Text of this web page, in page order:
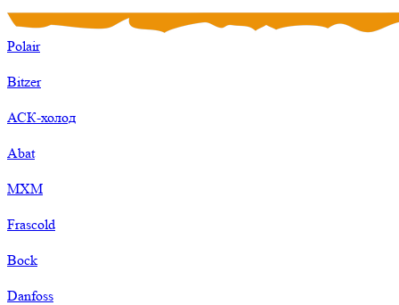
Polair
Bitzer
АСК-холод
Abat
МХМ
Frascold
Bock
Danfoss